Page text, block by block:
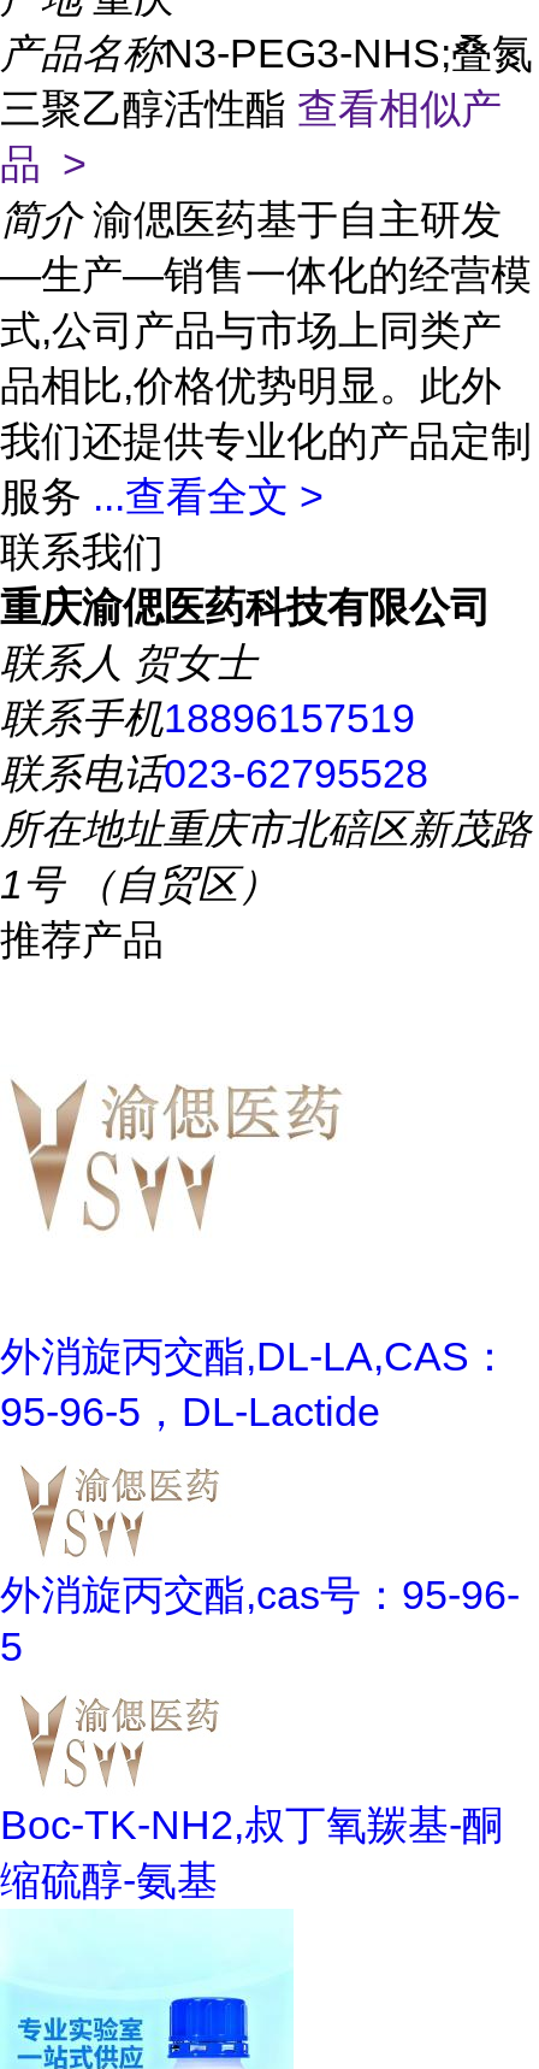
产品名称N3-PEG3-NHS;叠氮
三聚乙醇活性酯 查看相似产
品 >
简介 渝偲医药基于自主研发
—生产—销售一体化的经营模
式,公司产品与市场上同类产
品相比,价格优势明显。此外
我们还提供专业化的产品定制
服务 ...查看全文 >
联系我们
重庆渝偲医药科技有限公司
联系人 贺女士
联系手机18896157519
联系电话023-62795528
所在地址重庆市北碚区新茂路
1号 （自贸区）
推荐产品
外消旋丙交酯,DL-LA,CAS：
95-96-5，DL-Lactide
外消旋丙交酯,cas号：95-96-
5
Boc-TK-NH2,叔丁氧羰基-酮
缩硫醇-氨基